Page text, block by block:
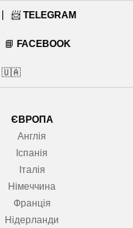
📨 TELEGRAM
📘 FACEBOOK
🇺🇦
ЄВРОПА
Англія
Іспанія
Італія
Німеччина
Франція
Нідерланди